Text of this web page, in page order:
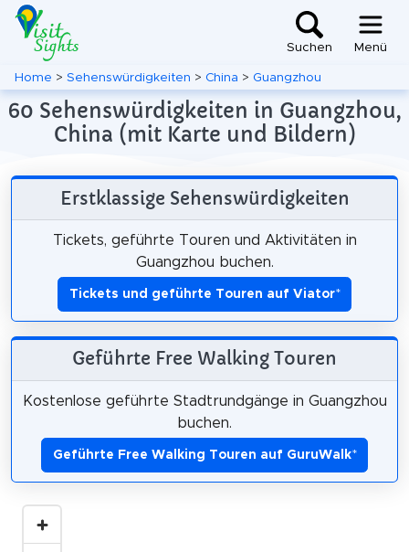
Suchen Menü
Home > Sehenswürdigkeiten > China > Guangzhou
60 Sehenswürdigkeiten in Guangzhou,
China (mit Karte und Bildern)
Erstklassige Sehenswürdigkeiten
Tickets, geführte Touren und Aktivitäten in
Guangzhou buchen.
Tickets und geführte Touren auf Viator*
Geführte Free Walking Touren
Kostenlose geführte Stadtrundgänge in Guangzhou
buchen.
Geführte Free Walking Touren auf GuruWalk*